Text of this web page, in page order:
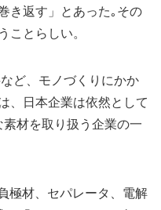
き返す」とあった｡その
ことらしい。
ど、モノづくりにかか
、日本企業は依然として
材を取り扱う企業の一
極材、セパレータ、電解